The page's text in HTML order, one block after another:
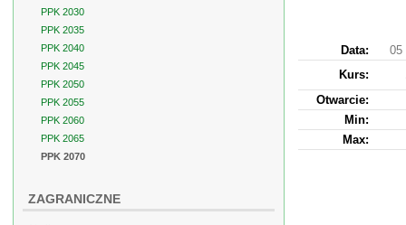
Data:
05
Kurs:
Otwarcie:
Min:
Max:
PPK 2030
PPK 2035
PPK 2040
PPK 2045
PPK 2050
PPK 2055
PPK 2060
PPK 2065
PPK 2070
ZAGRANICZNE